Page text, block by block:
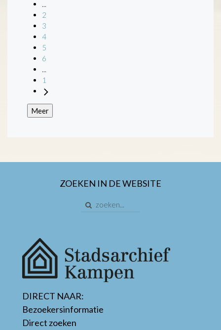
...
2
3
4
5
6
...
1
Meer
ZOEKEN IN DE WEBSITE
DIRECT NAAR:
Bezoekersinformatie
Direct zoeken